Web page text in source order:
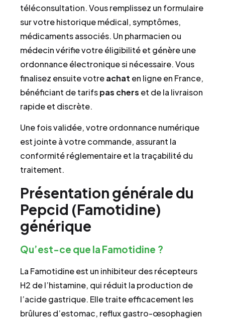
téléconsultation. Vous remplissez un formulaire
sur votre historique médical, symptômes,
médicaments associés. Un pharmacien ou
médecin vérifie votre éligibilité et génère une
ordonnance électronique si nécessaire. Vous
finalisez ensuite votreachat en ligne en France,
bénéficiant de tarifspas chers et de la livraison
rapide et discrète.
Une fois validée, votre ordonnance numérique
est jointe à votre commande, assurant la
conformité réglementaire et la traçabilité du
traitement.
Présentation générale du
Pepcid (Famotidine)
générique
Qu’est-ce que la Famotidine ?
La Famotidine est un inhibiteur des récepteurs
H2 de l’histamine, qui réduit la production de
l’acide gastrique. Elle traite efficacement les
brûlures d’estomac, reflux gastro-œsophagien